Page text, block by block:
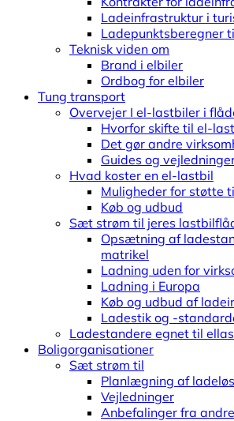
Ladeinfrastruktur i
Ladepunktsberegner
Teknisk viden om
Brand i elbiler
Ordbog for elbiler
Tung transport
Overvejer I el-lastbiler i
Hvorfor skifte til el-
Det gør andre
Guides og
Hvad koster en el-lastbil
Muligheder for støtte
Køb og udbud
Sæt strøm til jeres
Opsætning af
matrikel
Ladning uden for
Ladning i Europa
Køb og udbud af
Ladestik og -
Ladestandere egnet til
Boligorganisationer
Sæt strøm til
Planlægning af
Vejledninger
Anbefalinger fra andre